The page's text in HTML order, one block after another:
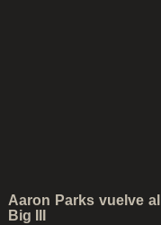
Aaron Parks vuelve
Big III